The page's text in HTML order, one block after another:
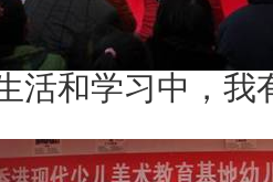
活和学习中，我